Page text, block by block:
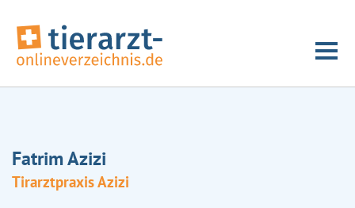
Fatrim Azizi
Tirarztpraxis Azizi